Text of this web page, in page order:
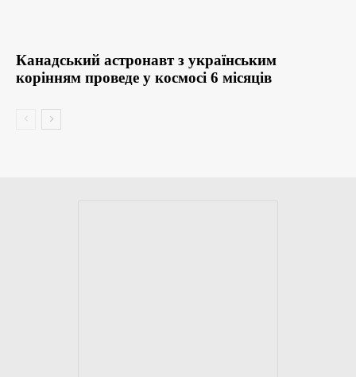
Канадський астронавт з українським
корінням проведе у космосі 6 місяців